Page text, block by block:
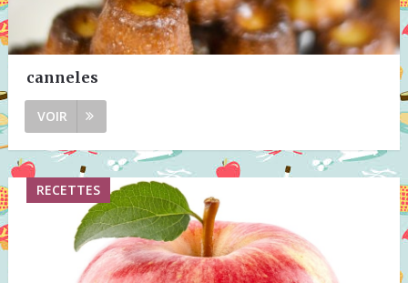
canneles
VOIR
RECETTES